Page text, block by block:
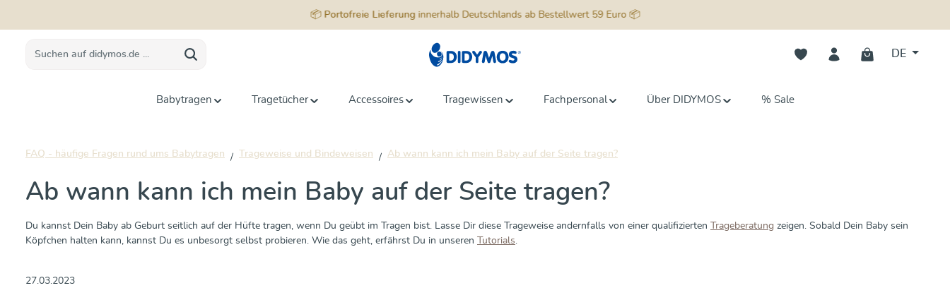
📦 Portofreie Lieferunginnerhalb Deutschlands ab Bestellwert 59 Euro 📦
Du hast 0 Produkte auf dem
DE
Babytragen Tragetücher Accessoires Tragewissen Fachpersonal Über DIDYMOS % Sale
FAQ - häufige Fragen rund ums Babytragen Trageweise und Bindeweisen Ab wann kann ich mein Baby auf der Seite tragen?
Ab wann kann ich mein Baby auf der Seite tragen?
Du kannst Dein Baby ab Geburt seitlich auf der Hüfte tragen, wenn Du geübt im Tragen bist. Lasse Dir diese Trageweise andernfalls von einer qualifizierten Trageberatung zeigen. Sobald Dein Baby sein
Köpfchen halten kann, kannst Du es unbesorgt selbst probieren. Wie das geht, erfährst Du in unseren
Tutorials.
27.03.2023